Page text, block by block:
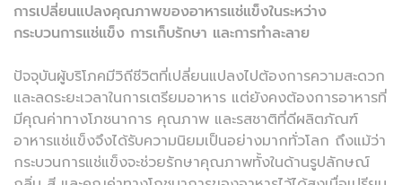
การเปลี่ยนแปลงคุณภาพของอาหารแช่แข็งในระหว่าง
กระบวนการแช่แข็ง การเก็บรักษา และการทำละลาย
ปัจจุบันผู้บริโภคมีวิถีชีวิตที่เปลี่ยนแปลงไปต้องการความสะดวก
และลดระยะเวลาในการเตรียมอาหาร แต่ยังคงต้องการอาหารที่
มีคุณค่าทางโภชนาการ คุณภาพ และรสชาติที่ดีผลิตภัณฑ์
อาหารแช่แข็งจึงได้รับความนิยมเป็นอย่างมากทั่วโลก ถึงแม้ว่า
กระบวนการแช่แข็งจะช่วยรักษาคุณภาพทั้งในด้านรูปลักษณ์